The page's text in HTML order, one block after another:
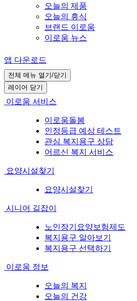
오늘의 제품
오늘의 휴식
브랜드 이로움
이로움 뉴스
앱 다운로드
전체 메뉴 열기/닫기
레이어 닫기
이로움 서비스
이로움돌봄
인정등급 예상 테스트
관심 복지용구 상담
어르신 복지 서비스
요양시설찾기
요양시설찾기
시니어 길잡이
노인장기요양보험제도
복지용구 알아보기
복지용구 선택하기
이로움 정보
오늘의 복지
오늘의 건강